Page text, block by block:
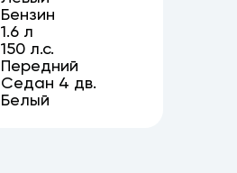
Бензин
1.6 л
150 л.с.
Передний
Седан 4 дв.
Белый